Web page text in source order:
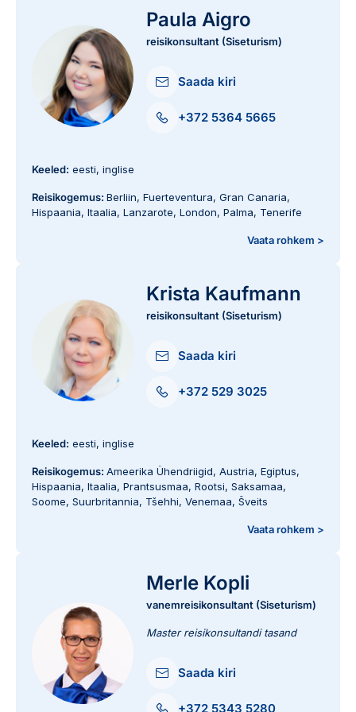
Paula Aigro
reisikonsultant (Siseturism)
Saada kiri
+372 5364 5665
Keeled: eesti, inglise
Reisikogemus: Berliin, Fuerteventura, Gran Canaria,
Hispaania, Itaalia, Lanzarote, London, Palma, Tenerife
Vaata rohkem >
Krista Kaufmann
reisikonsultant (Siseturism)
Saada kiri
+372 529 3025
Keeled: eesti, inglise
Reisikogemus: Ameerika Ühendriigid, Austria, Egiptus,
Hispaania, Itaalia, Prantsusmaa, Rootsi, Saksamaa,
Soome, Suurbritannia, Tšehhi, Venemaa, Šveits
Vaata rohkem >
Merle Kopli
vanemreisikonsultant (Siseturism)
Master reisikonsultandi tasand
Saada kiri
+372 5343 5280